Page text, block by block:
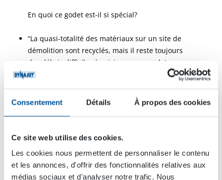
Consentement Détails À propos des cookies
Ce site web utilise des cookies.
Les cookies nous permettent de personnaliser le contenu
et les annonces, d'offrir des fonctionnalités relatives aux
médias sociaux et d'analyser notre trafic. Nous
En quoi ce godet est-il si spécial?
“La quasi-totalité des matériaux sur un site de
démolition sont recyclés, mais il reste toujours
des débris difficiles à saisir avec un godet ou un
grappin standards. Avec ce nouvel outil, on peut
volume de déchets mixtes dont les frais de
être un investissement intelligent, qui est en plus
grande quantité de déchets peuvent être ainsi
récoltés”, nous explique Esa Mäntylä.